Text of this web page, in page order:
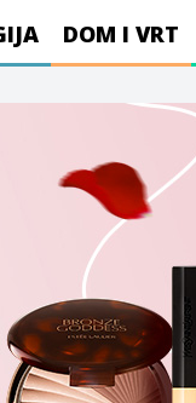
DOM I VRT